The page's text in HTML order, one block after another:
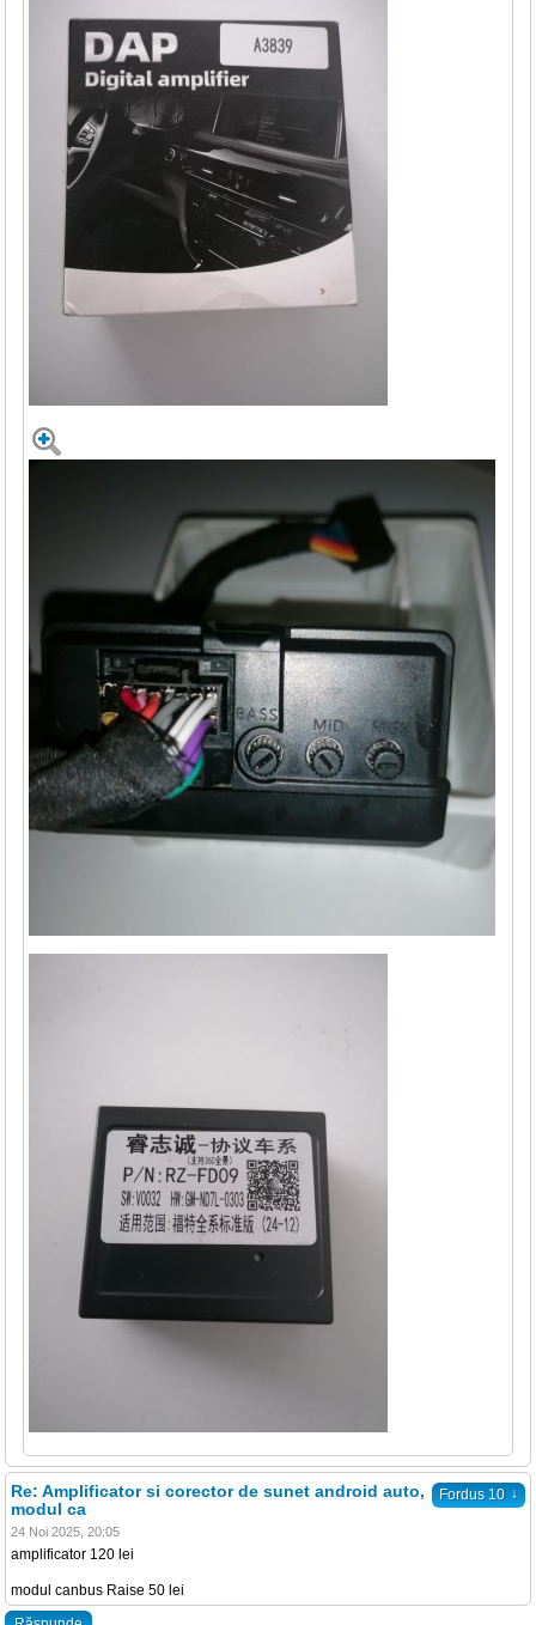
Fordus 10 ↓
Re: Amplificator si corector de sunet android auto,
modul ca
24 Noi 2025, 20:05
amplificator 120 lei
modul canbus Raise 50 lei